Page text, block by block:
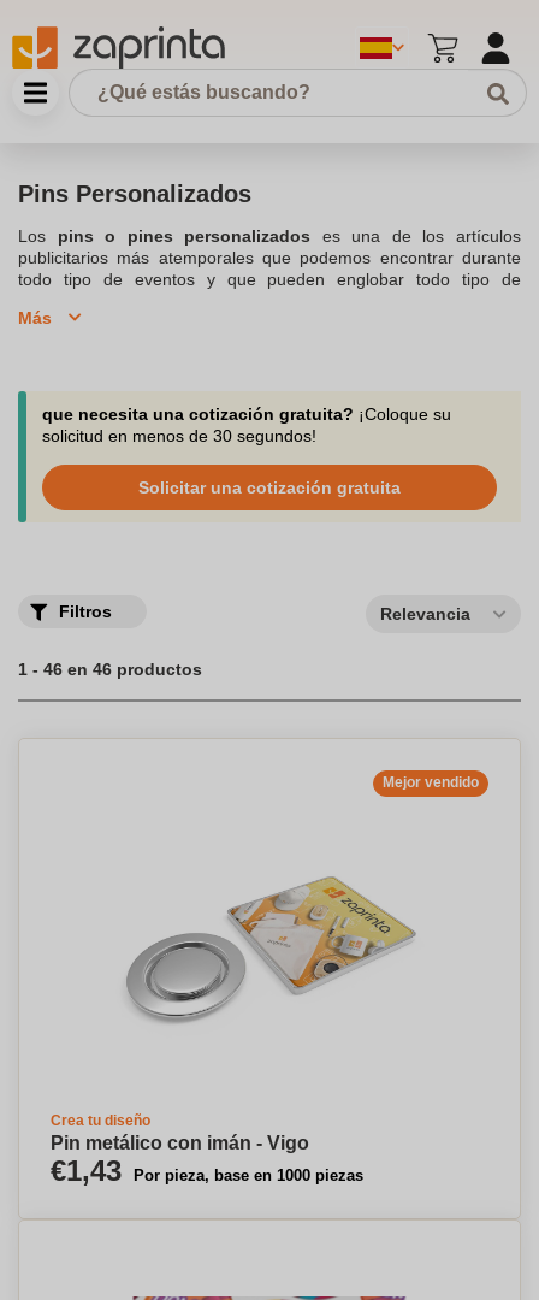
Pins Personalizados
Los pins o pines personalizados es una de los artículos
publicitarios más atemporales que podemos encontrar durante
todo tipo de eventos y que pueden englobar todo tipo de
tu imagen de marca. Te permite resaltar tu logotipo, marca o
disponemos de varios formatos y colores. Pudiendo convertirse
rápidamente en un elemento esencial de tu comunicación,
descubre nuestra selección especial para El
fácilmente a sus clientes. Las insignias a menudo están hechas
de metal, varios formatos y diferentes colores. Los PIN
personalizables se adaptan a la marca de su logotipo con la
Más
que necesita una cotización gratuita? ¡Coloque su
solicitud en menos de 30 segundos!
Solicitar una cotización gratuita
Filtros Relevancia
1 - 46 en 46 productos
Mejor vendido
Crea tu diseño
Pin metálico con imán - Vigo
€1,43 Por pieza, base en 1000 piezas